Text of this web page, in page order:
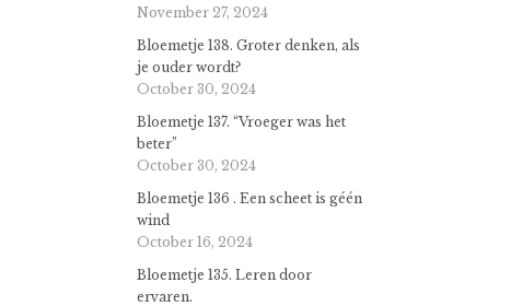
November 27, 2024
Bloemetje 138. Groter denken, als
je ouder wordt?
October 30, 2024
Bloemetje 137. “Vroeger was het
beter”
October 30, 2024
Bloemetje 136 . Een scheet is géén
wind
October 16, 2024
Bloemetje 135. Leren door
ervaren.